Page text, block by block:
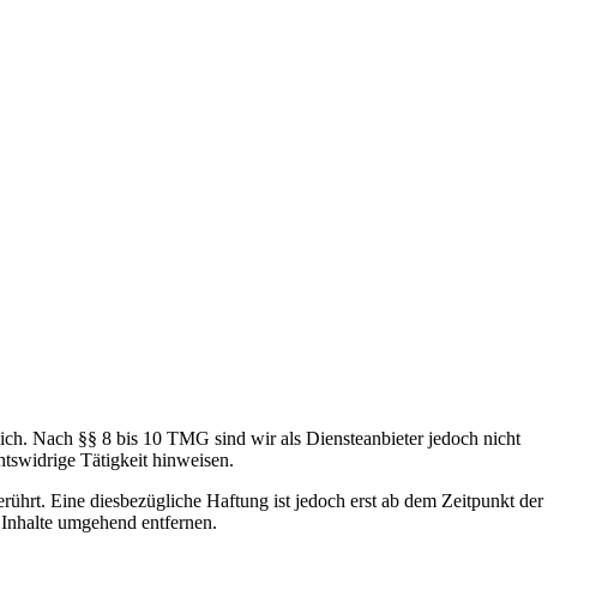
Nach §§ 8 bis 10 TMG sind wir als Diensteanbieter jedoch nicht
Tätigkeit hinweisen.
Eine diesbezügliche Haftung ist jedoch erst ab dem Zeitpunkt der
umgehend entfernen.